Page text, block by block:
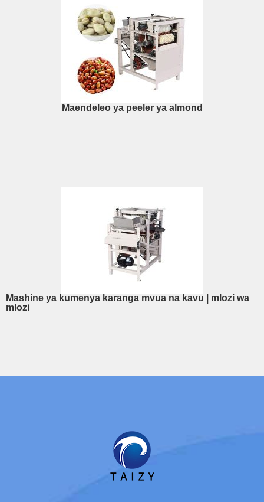
Maendeleo ya peeler ya almond
Mashine ya kumenya karanga mvua na kavu | mlozi wa
mlozi